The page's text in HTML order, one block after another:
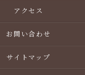
アクセス
お問い合わせ
サイトマップ